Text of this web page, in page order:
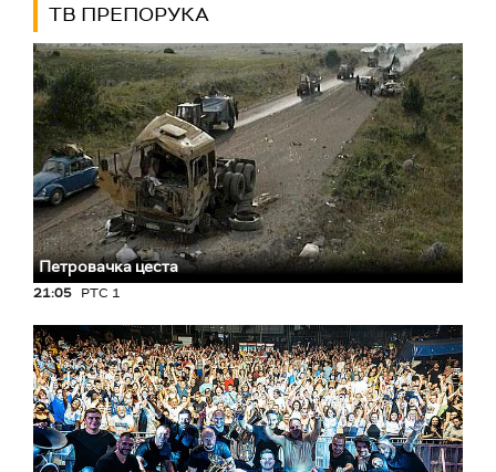
ТВ ПРЕПОРУКА
Петровачка цеста
21:05 РТС 1